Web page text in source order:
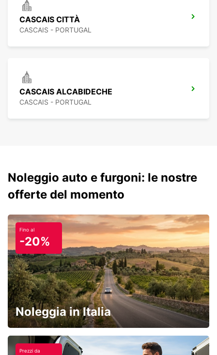
CASCAIS CITTÀ
CASCAIS - PORTUGAL
CASCAIS ALCABIDECHE
CASCAIS - PORTUGAL
Noleggio auto e furgoni: le nostre
offerte del momento
Fino al
-20%
Noleggia in Italia
Prezzi da